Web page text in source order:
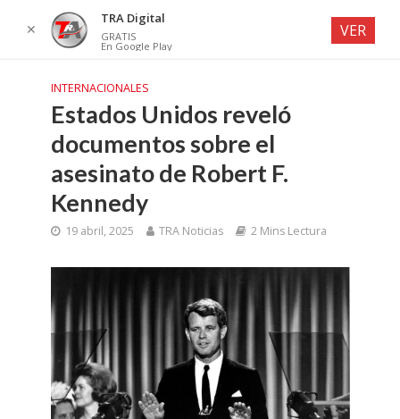
INTERNACIONALES
Estados Unidos reveló
documentos sobre el
asesinato de Robert F.
Kennedy
19 abril, 2025 TRA Noticias 2 Mins Lectura
✕
TRA Digital
GRATIS
En Google Play
VER